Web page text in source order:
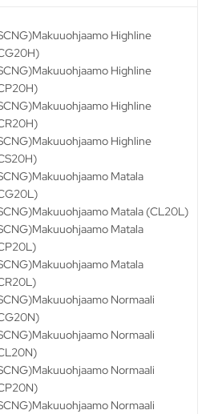
Highline
Highline
Highline
Highline
Matala
Matala (CL20L)
Matala
Matala
Normaali
Normaali
Normaali
Normaali